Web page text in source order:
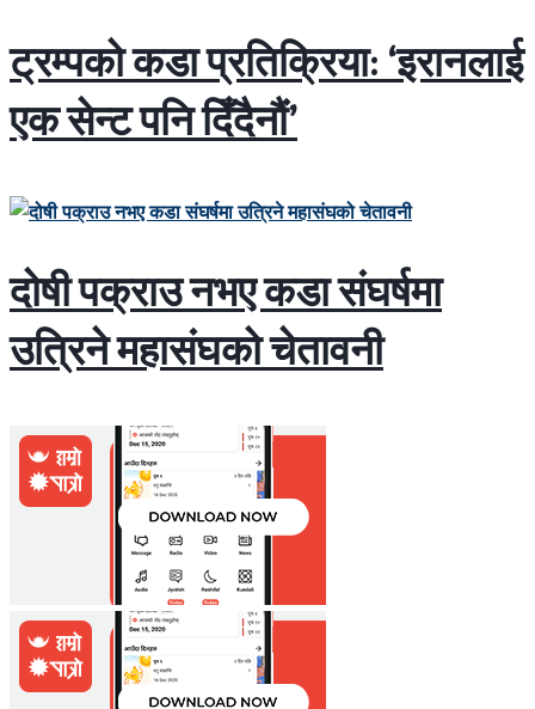
ट्रम्पको कडा प्रतिक्रिया: ‘इरानलाई
एक सेन्ट पनि दिँदैनौं’
दोषी पक्राउ नभए कडा संघर्षमा
उत्रिने महासंघको चेतावनी